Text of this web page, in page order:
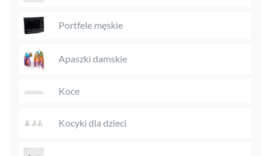
Portfele męskie
Apaszki damskie
Koce
Kocyki dla dzieci